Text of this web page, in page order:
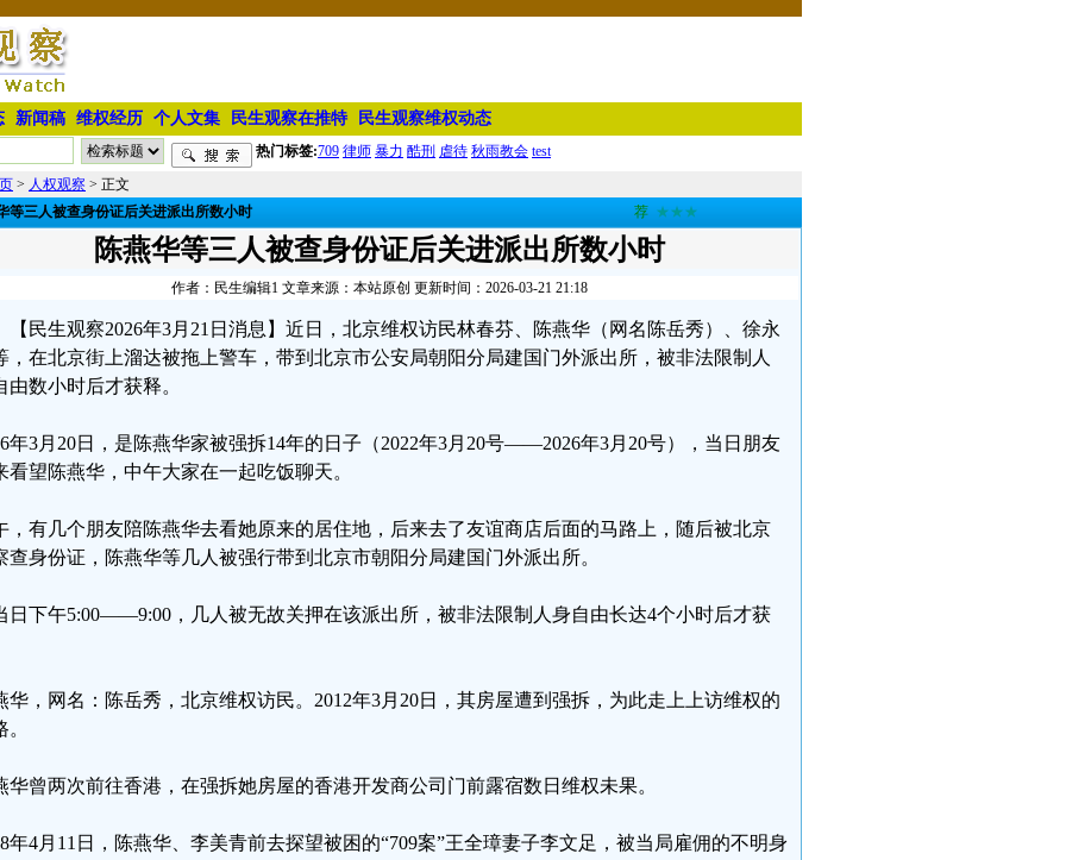
新闻稿 维权经历 个人文集 民生观察在推特 民生观察维权动态
热门标签:709 律师 暴力 酷刑 虐待 秋雨教会 test
> 人权观察 > 正文
等三人被查身份证后关进派出所数小时
荐 ★★★
陈燕华等三人被查身份证后关进派出所数小时
作者：民生编辑1 文章来源：本站原创 更新时间：2026-03-21 21:18
【民生观察2026年3月21日消息】近日，北京维权访民林春芬、陈燕华（网名陈岳秀）、徐永
，在北京街上溜达被拖上警车，带到北京市公安局朝阳分局建国门外派出所，被非法限制人
由数小时后才获释。
年3月20日，是陈燕华家被强拆14年的日子（2022年3月20号——2026年3月20号），当日朋友
看望陈燕华，中午大家在一起吃饭聊天。
，有几个朋友陪陈燕华去看她原来的居住地，后来去了友谊商店后面的马路上，随后被北京
查身份证，陈燕华等几人被强行带到北京市朝阳分局建国门外派出所。
日下午5:00——9:00，几人被无故关押在该派出所，被非法限制人身自由长达4个小时后才获
华，网名：陈岳秀，北京维权访民。2012年3月20日，其房屋遭到强拆，为此走上上访维权的
华曾两次前往香港，在强拆她房屋的香港开发商公司门前露宿数日维权未果。
年4月11日，陈燕华、李美青前去探望被困的“709案”王全璋妻子李文足，被当局雇佣的不明身